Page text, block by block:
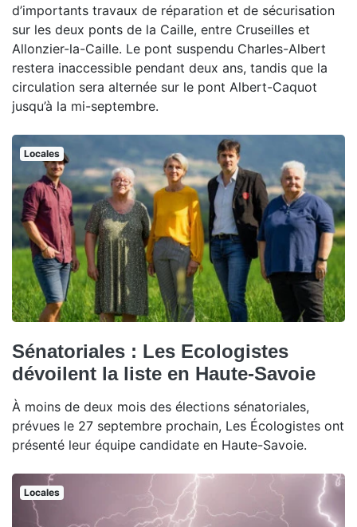
d’importants travaux de réparation et de sécurisation
sur les deux ponts de la Caille, entre Cruseilles et
Allonzier-la-Caille. Le pont suspendu Charles-Albert
restera inaccessible pendant deux ans, tandis que la
circulation sera alternée sur le pont Albert-Caquot
jusqu’à la mi-septembre.
Locales
Sénatoriales : Les Ecologistes
dévoilent la liste en Haute-Savoie
À moins de deux mois des élections sénatoriales,
prévues le 27 septembre prochain, Les Écologistes ont
présenté leur équipe candidate en Haute-Savoie.
Locales